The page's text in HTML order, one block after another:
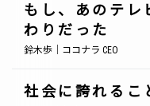
もし、あのテレ
わりだった
鈴木歩｜ココナラ CEO
社会に誇れるこ